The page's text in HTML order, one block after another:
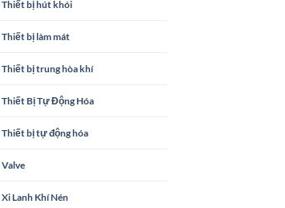
Thiết bị hút khói
Thiết bị làm mát
Thiết bị trung hòa khí
Thiết Bị Tự Động Hóa
Thiết bị tự động hóa
Valve
Xi Lanh Khí Nén